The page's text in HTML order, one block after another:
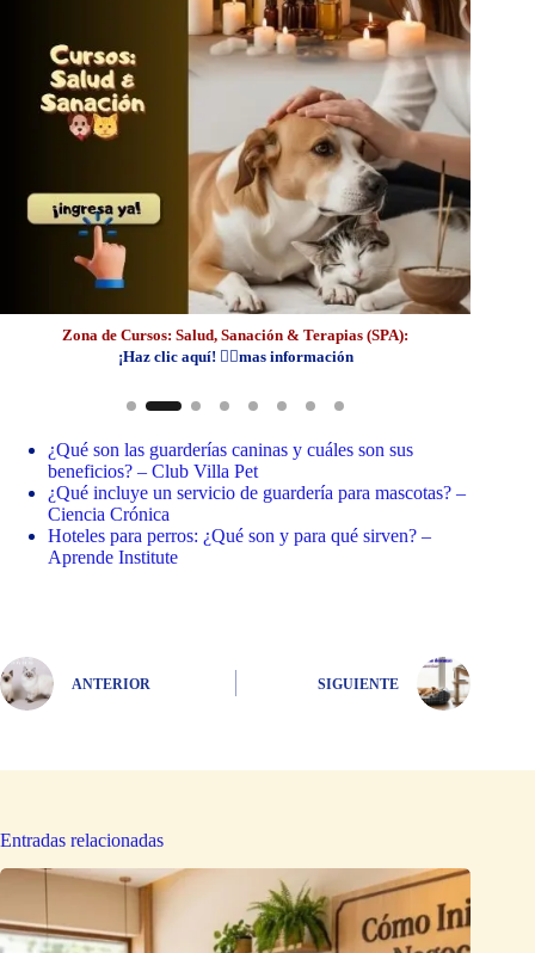
Zona de Cursos: Salud, Sanación & Terapias (SPA):
¡Haz clic aquí! 👆🏼mas información
¿Qué son las guarderías caninas y cuáles son sus
beneficios? – Club Villa Pet
¿Qué incluye un servicio de guardería para mascotas? –
Ciencia Crónica
Hoteles para perros: ¿Qué son y para qué sirven? –
Aprende Institute
ANTERIOR SIGUIENTE
Entradas relacionadas